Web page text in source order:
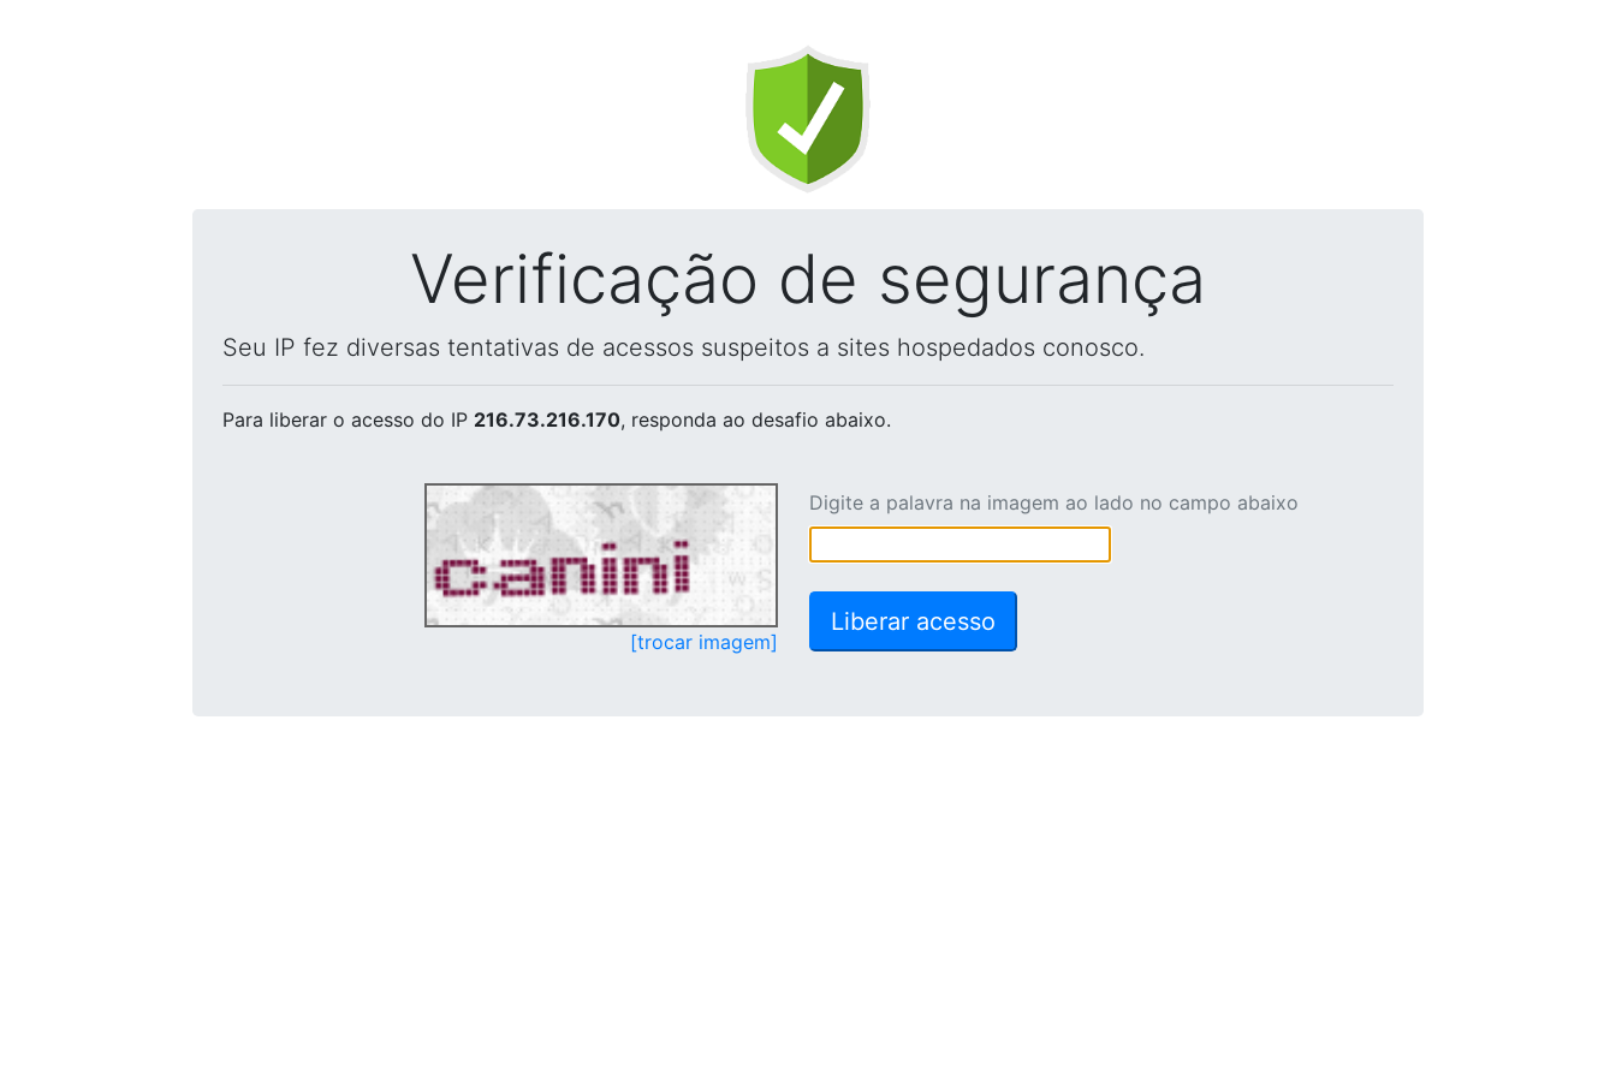
Verificação de segurança
Seu IP fez diversas tentativas de acessos suspeitos a sites hospedados conosco.
Para liberar o acesso do IP 216.73.216.170, responda ao desafio abaixo.
[trocar imagem]
Digite a palavra na imagem ao lado no campo abaixo